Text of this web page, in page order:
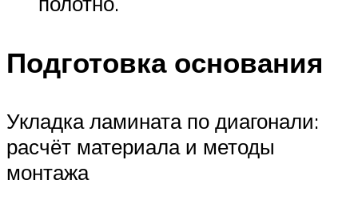
Подготовка основания
Укладка ламината по диагонали:
расчёт материала и методы
монтажа